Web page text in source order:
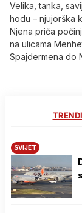
Velika, tanka,
hodu – njujorška
Njena priča
na ulicama
Spajdermena do
SVIJET